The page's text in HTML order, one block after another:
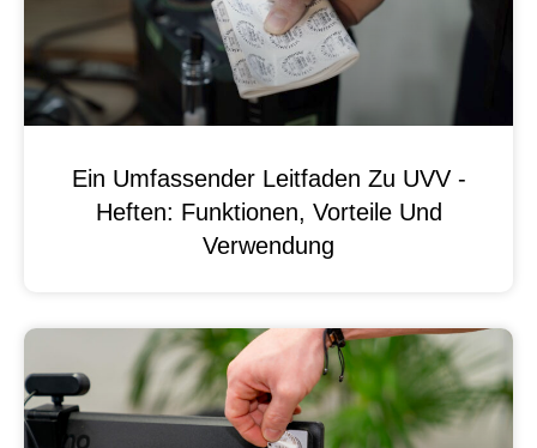
Ein Umfassender Leitfaden Zu UVV -
Heften: Funktionen, Vorteile Und
Verwendung